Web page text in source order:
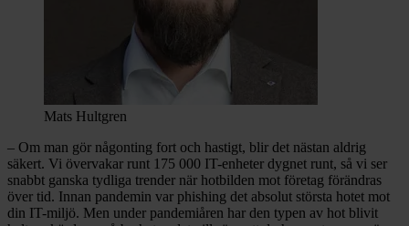
Mats Hultgren
– Om man gör någonting fort och hastigt, blir det nästan aldrig
säkert. Vi övervakar runt 175 000 IT-enheter dygnet runt, så vi ser
snabbt ganska tydliga trender när hotbilden mot företag förändras
över tid. Innan pandemin var phishing det absolut största hotet mot
din IT-miljö. Men under pandemiåren har den typen av hot blivit